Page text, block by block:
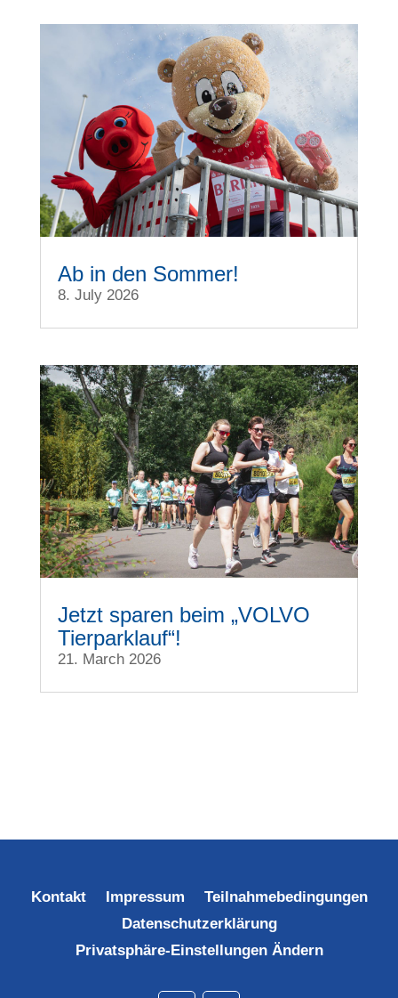
Ab in den Sommer!
8. July 2026
Jetzt sparen beim „VOLVO
Tierparklauf“!
21. March 2026
Kontakt Impressum
Teilnahmebedingungen
Datenschutzerklärung
Privatsphäre-Einstellungen Ändern